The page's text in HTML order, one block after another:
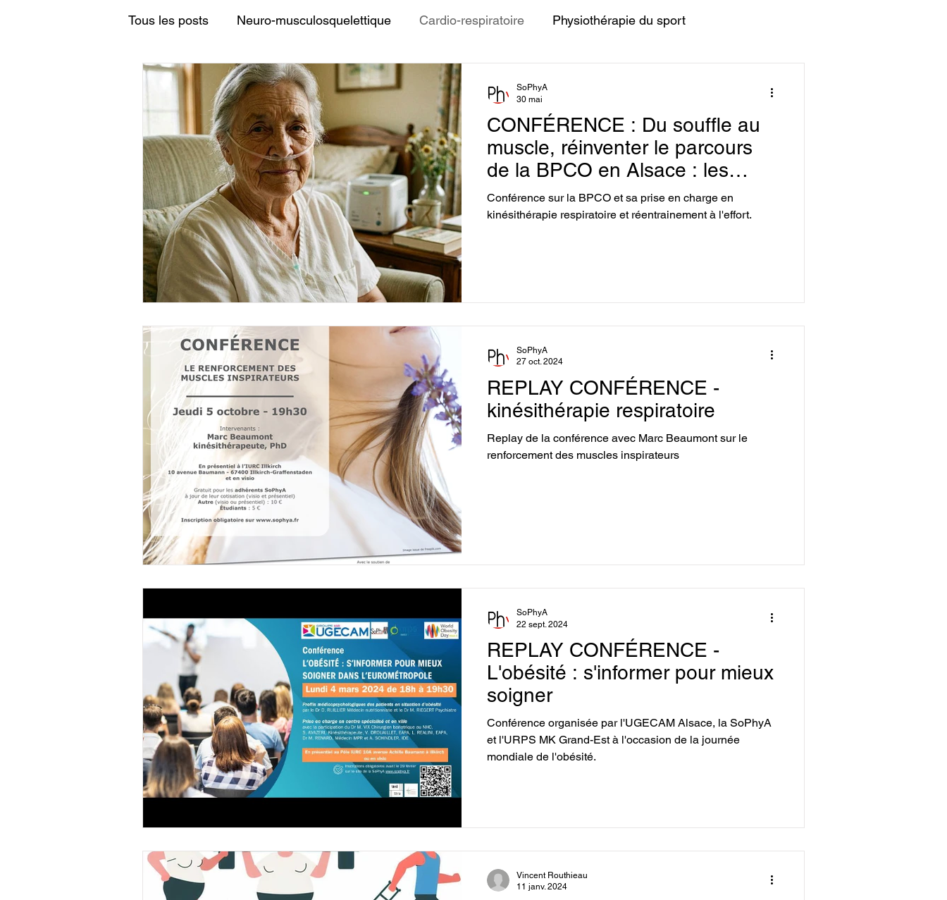
Tous les posts Neuro-musculosquelettique Cardio-respiratoire Physiothérapie du sport
Physiothérapie et neurologie Physiothérapie pédiatrique
Mémoires étudiants en IFMK Physiothérapie et oncologie Physiothérapie et téguments
Comptes-rendus des réunions Rééducation de la main
Temps d'un mémoire Questionnaires étudiants
Déformation crânienne du nourisson Conférence Replay Pelvi-périnéologie Ressources kiné
CONFÉRENCE : Du souffle au
muscle, réinventer le parcours
de la BPCO en Alsace : les
fondamentaux,
l’oxygénothérapie, le
Conférence sur la BPCO et sa prise en charge en
kinésithérapie respiratoire et réentrainement à l'effort.
SoPhyA
30 mai
REPLAY CONFÉRENCE -
kinésithérapie respiratoire
Replay de la conférence avec Marc Beaumont sur le
renforcement des muscles inspirateurs
SoPhyA
27 oct. 2024
REPLAY CONFÉRENCE -
L'obésité : s'informer pour mieux
soigner
Conférence organisée par l'UGECAM Alsace, la SoPhyA
et l'URPS MK Grand-Est à l'occasion de la journée
mondiale de l'obésité.
SoPhyA
22 sept. 2024
Vincent Routhieau
11 janv. 2024